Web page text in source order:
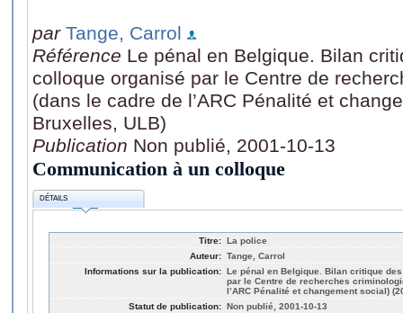
par Tange, Carrol
Référence Le pénal en Belgique. Bilan
colloque organisé par le Centre de
(dans le cadre de l’ARC Pénalité et
Bruxelles, ULB)
Publication Non publié, 2001-10-13
Communication à un colloque
DÉTAILS
Titre: La police
Auteur: Tange, Carrol
Informations sur la publication: Le pénal en Belgique. Bilan critique
par le Centre de recherches
l’ARC Pénalité et changement social)
Statut de publication: Non publié, 2001-10-13